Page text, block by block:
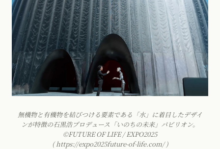
無機物と有機物を結びつける要素である「水」に着目したデザイ
ンが特徴の石黒浩プロデュース「いのちの未来」パビリオン。
©FUTURE OF LIFE / EXPO2025
( https://expo2025future-of-life.com/ )